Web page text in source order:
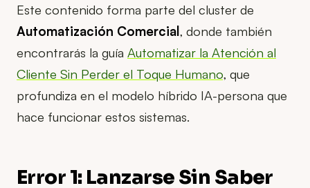
Este contenido forma parte del cluster de
Automatización Comercial , donde también
encontrarás la guía Automatizar la Atención al
Cliente Sin Perder el Toque Humano , que
profundiza en el modelo híbrido IA-persona que
hace funcionar estos sistemas.
Error 1: Lanzarse Sin Saber